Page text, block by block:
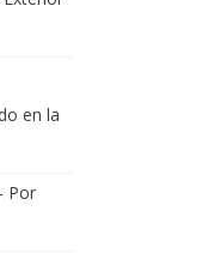
en la
Por